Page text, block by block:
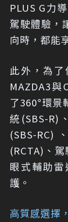
PLUS G力
駕駛體驗，
向時，都能
此外，為了
MAZDA3
了360°環景
統(SBS-R)
(SBS-
(RCTA)、
眼式輔助
護。
高質感選擇